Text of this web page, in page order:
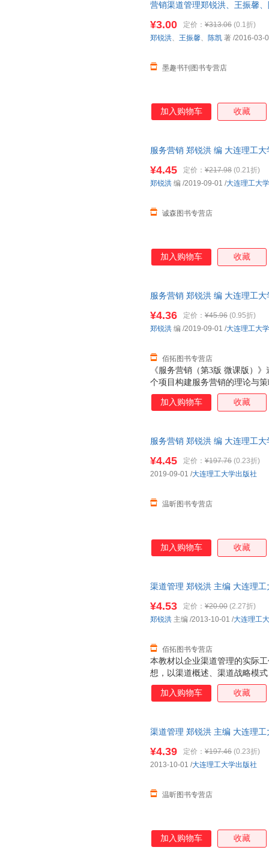
营销渠道管理郑锐洪、王振馨
¥3.00 定价： ¥313.06 (0.1折)
墨趣书刊图书专营店
郑锐洪、 王振馨、 陈凯 著 /2016-03-
加入购物车 收藏
服务营销 郑锐洪 编 大连理工
¥4.45 定价： ¥217.98 (0.21折)
诚森图书专营店
郑锐洪 编 /2019-09-01 /大连理工大
加入购物车 收藏
服务营销 郑锐洪 编 大连理工
《服务营销（第3版 微课版）
个项目构建服务营销的理论与
心概念、服务营销战略、服务
略、服务人员策略、服务过程
¥4.36 定价： ¥45.96 (0.95折)
佰拓图书专营店
郑锐洪 编 /2019-09-01 /大连理工大
加入购物车 收藏
服务营销 郑锐洪 编 大连理工
¥4.45 定价： ¥197.76 (0.23折)
温昕图书专营店
2019-09-01 /大连理工大学出版社
加入购物车 收藏
渠道管理 郑锐洪 主编 大连理
本教材以企业渠道管理的实际
想，以渠道概述、渠道战略模
道控制、渠道冲突、渠道维护
真谛。值得一提的是，本教材
道、其他无店铺渠道等前沿渠
高等院校市场营销专业以及工
学习使用，也是企业营销经理
¥4.53 定价： ¥20.00 (2.27折)
佰拓图书专营店
郑锐洪 主编 /2013-10-01 /大连理工
加入购物车 收藏
渠道管理 郑锐洪 主编 大连理
¥4.39 定价： ¥197.46 (0.23折)
温昕图书专营店
2013-10-01 /大连理工大学出版社
加入购物车 收藏